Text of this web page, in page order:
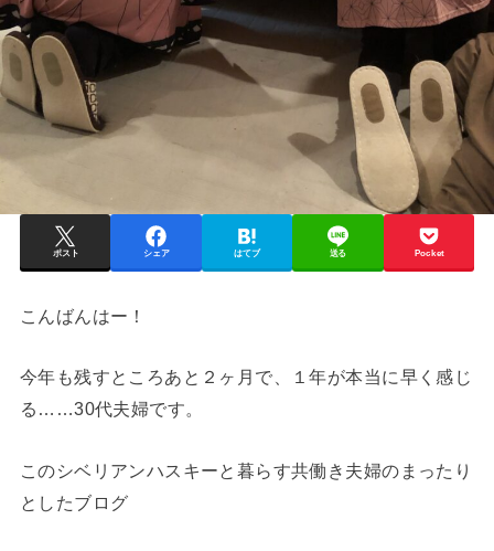
ポスト シェア はてブ 送る Pocket
こんばんはー！
今年も残すところあと２ヶ月で、１年が本当に早く感じ
る……30代夫婦です。
このシベリアンハスキーと暮らす共働き夫婦のまったり
としたブログ